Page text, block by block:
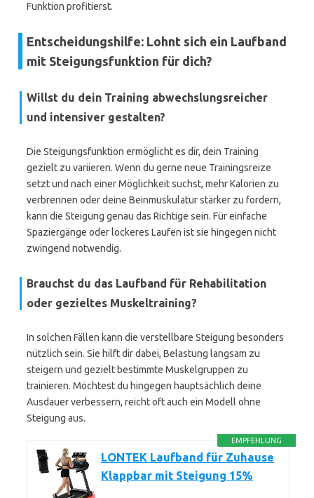
Funktion profitierst.
Entscheidungshilfe: Lohnt sich ein Laufband
mit Steigungsfunktion für dich?
Willst du dein Training abwechslungsreicher
und intensiver gestalten?
Die Steigungsfunktion ermöglicht es dir, dein Training
gezielt zu variieren. Wenn du gerne neue Trainingsreize
setzt und nach einer Möglichkeit suchst, mehr Kalorien zu
verbrennen oder deine Beinmuskulatur stärker zu fordern,
kann die Steigung genau das Richtige sein. Für einfache
Spaziergänge oder lockeres Laufen ist sie hingegen nicht
zwingend notwendig.
Brauchst du das Laufband für Rehabilitation
oder gezieltes Muskeltraining?
In solchen Fällen kann die verstellbare Steigung besonders
nützlich sein. Sie hilft dir dabei, Belastung langsam zu
steigern und gezielt bestimmte Muskelgruppen zu
trainieren. Möchtest du hingegen hauptsächlich deine
Ausdauer verbessern, reicht oft auch ein Modell ohne
Steigung aus.
EMPFEHLUNG
LONTEK Laufband für Zuhause
Klappbar mit Steigung 15%